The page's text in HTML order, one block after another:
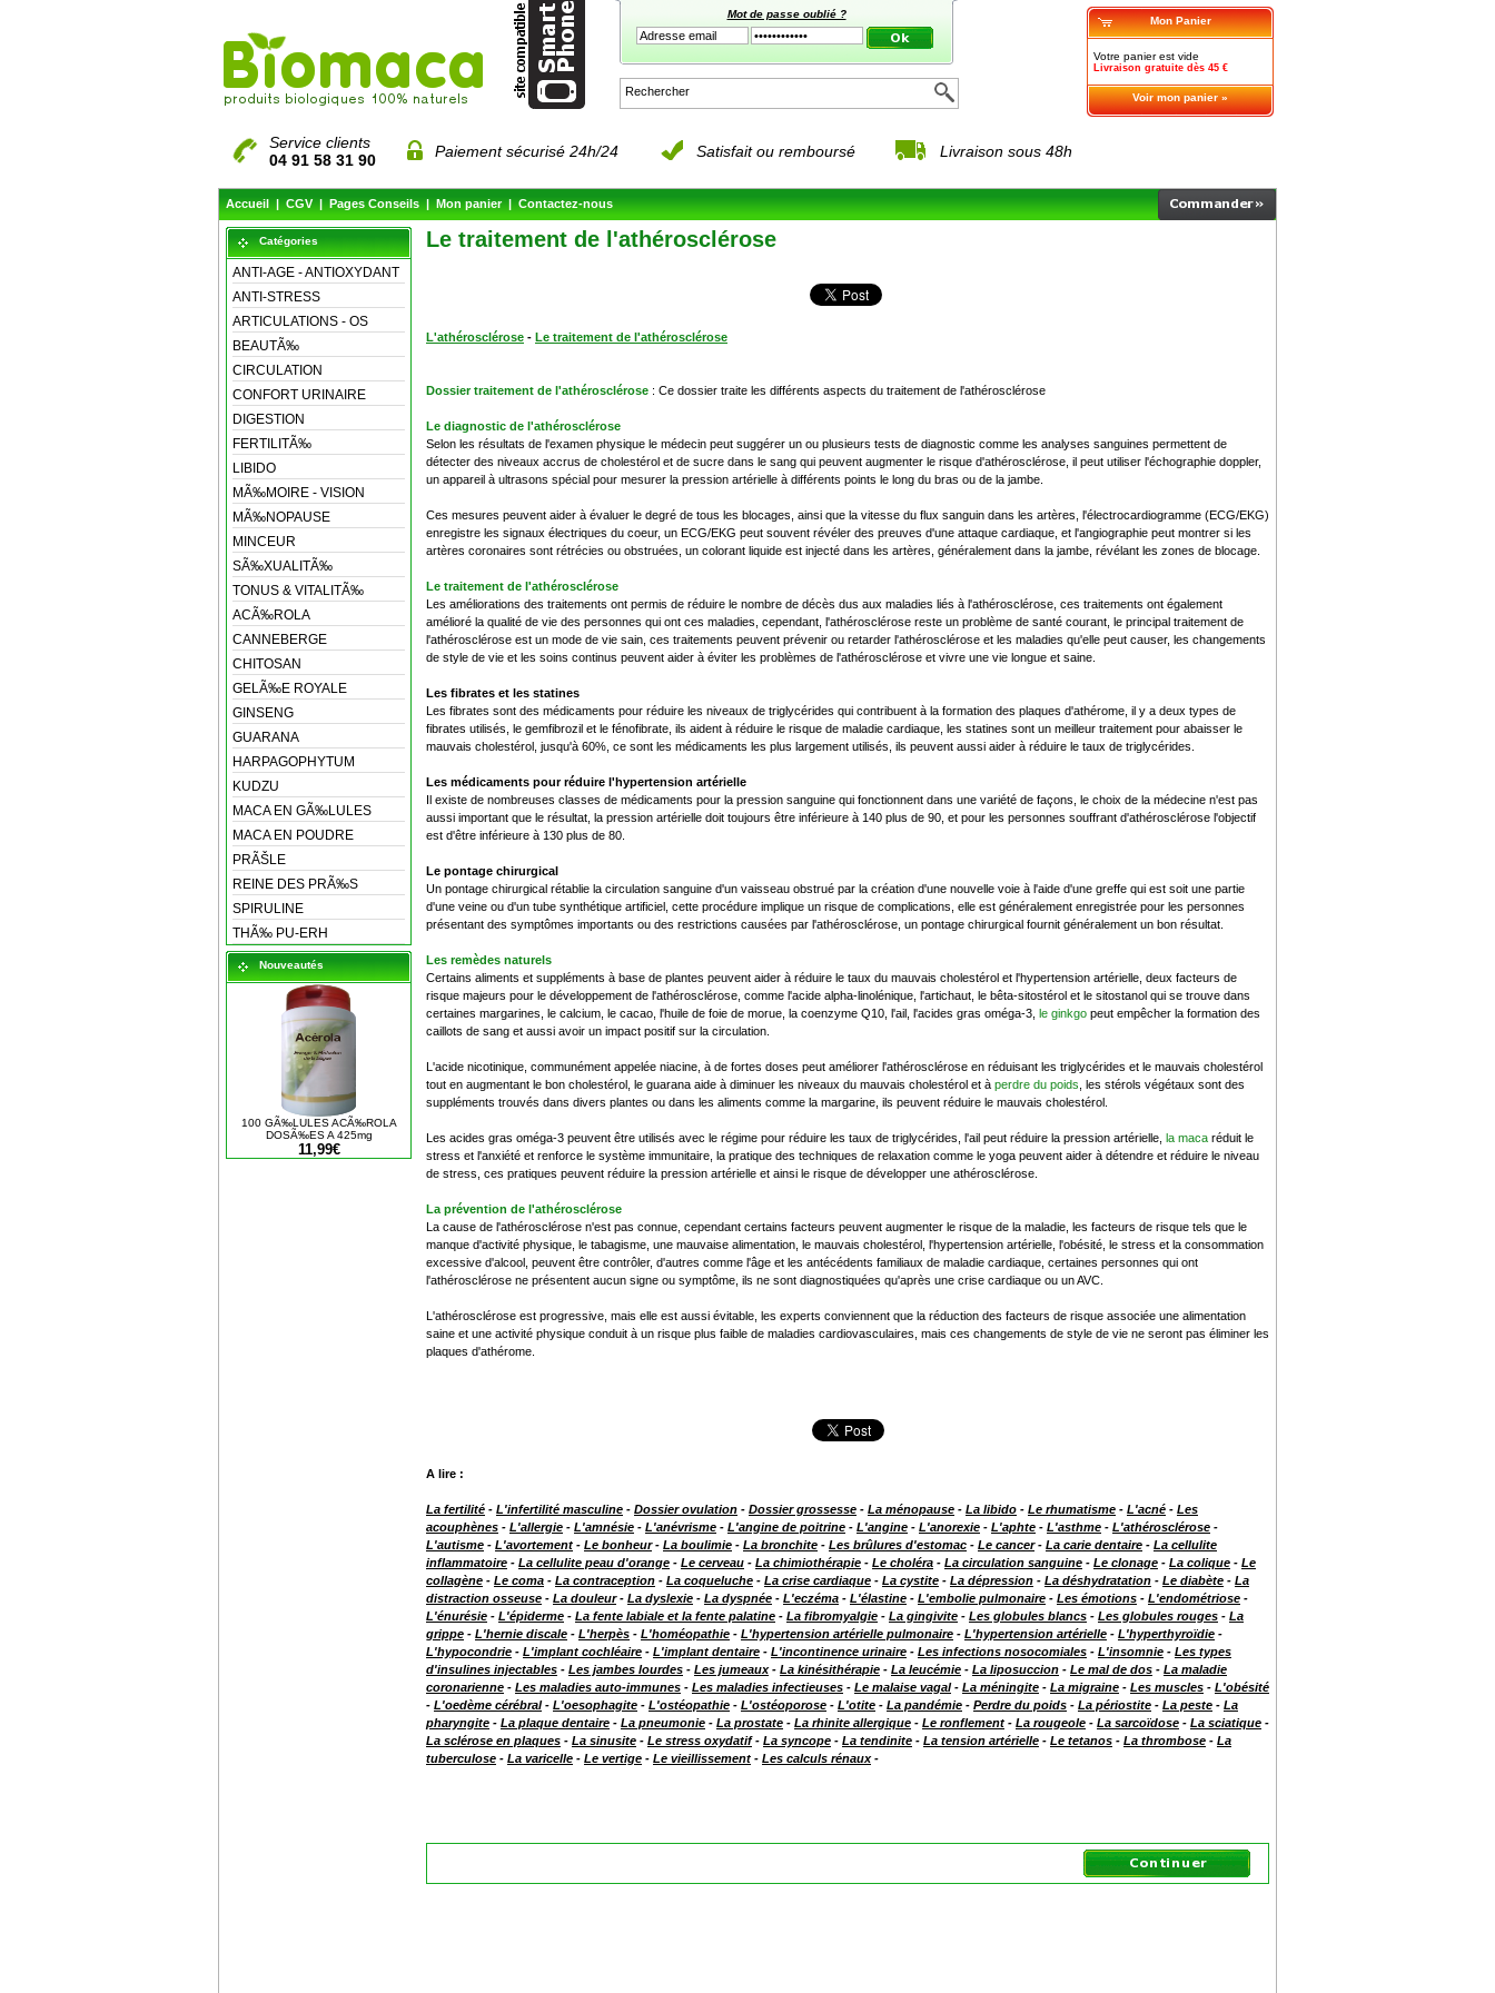
Mot de passe oublié ?
Mon Panier
Votre panier est vide
Livraison gratuite dès 45 €
Voir mon panier »
Service clients
04 91 58 31 90
Paiement sécurisé 24h/24 Satisfait ou remboursé Livraison sous 48h
Accueil|CGV|Pages Conseils|Mon panier|Contactez-nous
Catégories
ANTI-AGE - ANTIOXYDANT
ANTI-STRESS
ARTICULATIONS - OS
BEAUTÃ‰
CIRCULATION
CONFORT URINAIRE
DIGESTION
FERTILITÃ‰
LIBIDO
MÃ‰MOIRE - VISION
MÃ‰NOPAUSE
MINCEUR
SÃ‰XUALITÃ‰
TONUS & VITALITÃ‰
ACÃ‰ROLA
CANNEBERGE
CHITOSAN
GELÃ‰E ROYALE
GINSENG
GUARANA
HARPAGOPHYTUM
KUDZU
MACA EN GÃ‰LULES
MACA EN POUDRE
PRÃŠLE
REINE DES PRÃ‰S
SPIRULINE
THÃ‰ PU-ERH
Nouveautés
100 GÃ‰LULES ACÃ‰ROLA
DOSÃ‰ES A 425mg
11,99€
Le traitement de l'athérosclérose
L'athérosclérose - Le traitement de l'athérosclérose
Dossier traitement de l'athérosclérose : Ce dossier traite les différents aspects du traitement de l'athérosclérose
Le diagnostic de l'athérosclérose
Selon les résultats de l'examen physique le médecin peut suggérer un ou plusieurs tests de diagnostic comme les analyses sanguines permettent de
détecter des niveaux accrus de cholestérol et de sucre dans le sang qui peuvent augmenter le risque d'athérosclérose, il peut utiliser l'échographie doppler,
un appareil à ultrasons spécial pour mesurer la pression artérielle à différents points le long du bras ou de la jambe.
Ces mesures peuvent aider à évaluer le degré de tous les blocages, ainsi que la vitesse du flux sanguin dans les artères, l'électrocardiogramme (ECG/EKG)
enregistre les signaux électriques du coeur, un ECG/EKG peut souvent révéler des preuves d'une attaque cardiaque, et l'angiographie peut montrer si les
artères coronaires sont rétrécies ou obstruées, un colorant liquide est injecté dans les artères, généralement dans la jambe, révélant les zones de blocage.
Le traitement de l'athérosclérose
Les améliorations des traitements ont permis de réduire le nombre de décès dus aux maladies liés à l'athérosclérose, ces traitements ont également
amélioré la qualité de vie des personnes qui ont ces maladies, cependant, l'athérosclérose reste un problème de santé courant, le principal traitement de
l'athérosclérose est un mode de vie sain, ces traitements peuvent prévenir ou retarder l'athérosclérose et les maladies qu'elle peut causer, les changements
de style de vie et les soins continus peuvent aider à éviter les problèmes de l'athérosclérose et vivre une vie longue et saine.
Les fibrates et les statines
Les fibrates sont des médicaments pour réduire les niveaux de triglycérides qui contribuent à la formation des plaques d'athérome, il y a deux types de
fibrates utilisés, le gemfibrozil et le fénofibrate, ils aident à réduire le risque de maladie cardiaque, les statines sont un meilleur traitement pour abaisser le
mauvais cholestérol, jusqu'à 60%, ce sont les médicaments les plus largement utilisés, ils peuvent aussi aider à réduire le taux de triglycérides.
Les médicaments pour réduire l'hypertension artérielle
Il existe de nombreuses classes de médicaments pour la pression sanguine qui fonctionnent dans une variété de façons, le choix de la médecine n'est pas
aussi important que le résultat, la pression artérielle doit toujours être inférieure à 140 plus de 90, et pour les personnes souffrant d'athérosclérose l'objectif
est d'être inférieure à 130 plus de 80.
Le pontage chirurgical
Un pontage chirurgical rétablie la circulation sanguine d'un vaisseau obstrué par la création d'une nouvelle voie à l'aide d'une greffe qui est soit une partie
d'une veine ou d'un tube synthétique artificiel, cette procédure implique un risque de complications, elle est généralement enregistrée pour les personnes
présentant des symptômes importants ou des restrictions causées par l'athérosclérose, un pontage chirurgical fournit généralement un bon résultat.
Les remèdes naturels
Certains aliments et suppléments à base de plantes peuvent aider à réduire le taux du mauvais cholestérol et l'hypertension artérielle, deux facteurs de
risque majeurs pour le développement de l'athérosclérose, comme l'acide alpha-linolénique, l'artichaut, le bêta-sitostérol et le sitostanol qui se trouve dans
certaines margarines, le calcium, le cacao, l'huile de foie de morue, la coenzyme Q10, l'ail, l'acides gras oméga-3, le ginkgo peut empêcher la formation des
caillots de sang et aussi avoir un impact positif sur la circulation.
L'acide nicotinique, communément appelée niacine, à de fortes doses peut améliorer l'athérosclérose en réduisant les triglycérides et le mauvais cholestérol
tout en augmentant le bon cholestérol, le guarana aide à diminuer les niveaux du mauvais cholestérol et à perdre du poids , les stérols végétaux sont des
suppléments trouvés dans divers plantes ou dans les aliments comme la margarine, ils peuvent réduire le mauvais cholestérol.
Les acides gras oméga-3 peuvent être utilisés avec le régime pour réduire les taux de triglycérides, l'ail peut réduire la pression artérielle, la maca réduit le
stress et l'anxiété et renforce le système immunitaire, la pratique des techniques de relaxation comme le yoga peuvent aider à détendre et réduire le niveau
de stress, ces pratiques peuvent réduire la pression artérielle et ainsi le risque de développer une athérosclérose.
La prévention de l'athérosclérose
La cause de l'athérosclérose n'est pas connue, cependant certains facteurs peuvent augmenter le risque de la maladie, les facteurs de risque tels que le
manque d'activité physique, le tabagisme, une mauvaise alimentation, le mauvais cholestérol, l'hypertension artérielle, l'obésité, le stress et la consommation
excessive d'alcool, peuvent être contrôler, d'autres comme l'âge et les antécédents familiaux de maladie cardiaque, certaines personnes qui ont
l'athérosclérose ne présentent aucun signe ou symptôme, ils ne sont diagnostiquées qu'après une crise cardiaque ou un AVC.
L'athérosclérose est progressive, mais elle est aussi évitable, les experts conviennent que la réduction des facteurs de risque associée une alimentation
saine et une activité physique conduit à un risque plus faible de maladies cardiovasculaires, mais ces changements de style de vie ne seront pas éliminer les
plaques d'athérome.
A lire :
La fertilité - L'infertilité masculine - Dossier ovulation - Dossier grossesse - La ménopause - La libido - Le rhumatisme - L'acné - Les
acouphènes - L'allergie - L'amnésie - L'anévrisme - L'angine de poitrine - L'angine - L'anorexie - L'aphte - L'asthme - L'athérosclérose -
L'autisme - L'avortement - Le bonheur- La boulimie - La bronchite - Les brûlures d'estomac - Le cancer- La carie dentaire - La cellulite
inflammatoire - La cellulite peau d'orange - Le cerveau - La chimiothérapie - Le choléra - La circulation sanguine - Le clonage - La colique - Le
collagène - Le coma - La contraception - La coqueluche - La crise cardiaque - La cystite - La dépression - La déshydratation - Le diabète - La
distraction osseuse - La douleur- La dyslexie - La dyspnée - L'eczéma - L'élastine - L'embolie pulmonaire - Les émotions - L'endométriose -
L'énurésie - L'épiderme - La fente labiale et la fente palatine - La fibromyalgie - La gingivite - Les globules blancs - Les globules rouges - La
grippe - L'hernie discale - L'herpès - L'homéopathie - L'hypertension artérielle pulmonaire - L'hypertension artérielle - L'hyperthyroïdie -
L'hypocondrie - L'implant cochléaire - L'implant dentaire - L'incontinence urinaire - Les infections nosocomiales - L'insomnie - Les types
d'insulines injectables - Les jambes lourdes - Les jumeaux- La kinésithérapie - La leucémie - La liposuccion - Le mal de dos - La maladie
coronarienne - Les maladies auto-immunes - Les maladies infectieuses - Le malaise vagal- La méningite - La migraine - Les muscles - L'obésité
- L'oedème cérébral- L'oesophagite - L'ostéopathie - L'ostéoporose - L'otite - La pandémie - Perdre du poids - La périostite - La peste - La
pharyngite - La plaque dentaire - La pneumonie - La prostate - La rhinite allergique - Le ronflement - La rougeole - La sarcoïdose - La sciatique -
La sclérose en plaques - La sinusite - Le stress oxydatif- La syncope - La tendinite - La tension artérielle - Le tetanos - La thrombose - La
tuberculose - La varicelle - Le vertige - Le vieillissement - Les calculs rénaux-